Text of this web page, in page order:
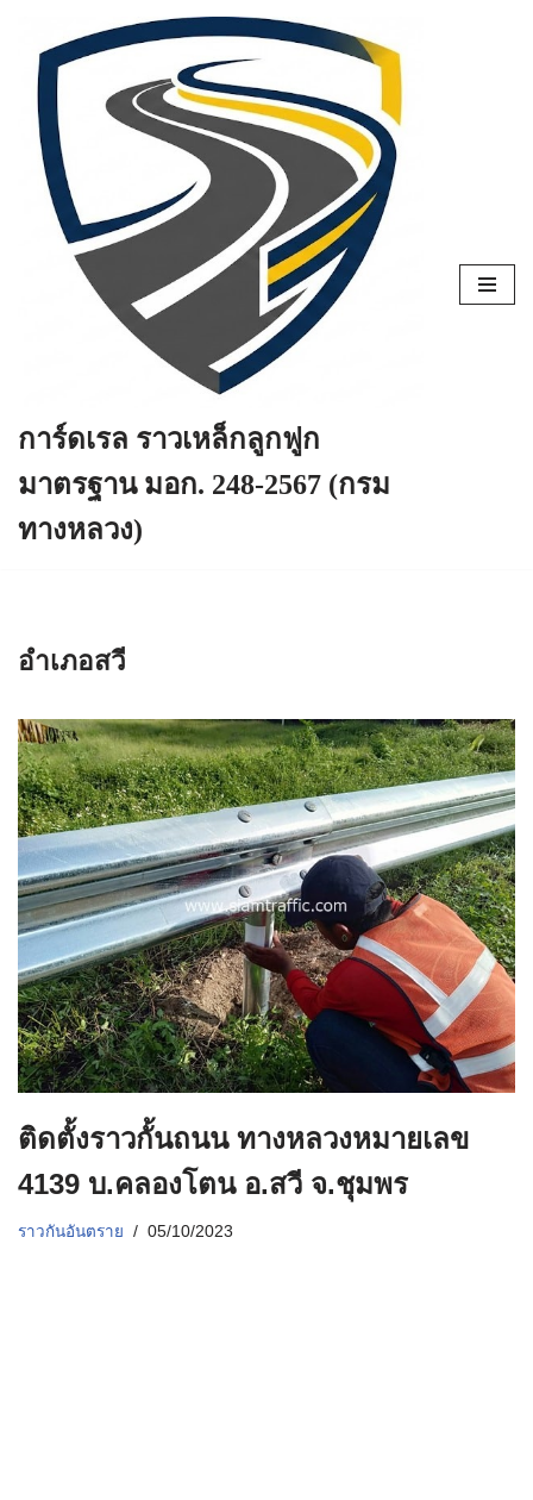
Skip
content
การ์ดเรล ราวเหล็กลูกฟูก
มาตรฐาน มอก. 248-2567 (กรม
ทางหลวง)
อำเภอสวี
ติดตั้งราวกั้นถนน ทางหลวงหมายเลข
4139 บ.คลองโตน อ.สวี จ.ชุมพร
ราวกันอันตราย 05/10/2023